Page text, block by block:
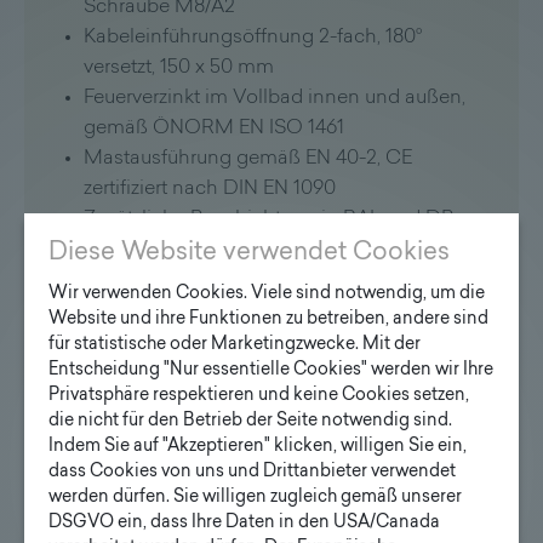
Schraube M8/A2
Kabeleinführungsöffnung 2-fach, 180°
versetzt, 150 x 50 mm
Feuerverzinkt im Vollbad innen und außen,
gemäß ÖNORM EN ISO 1461
Mastausführung gemäß EN 40-2, CE
zertifiziert nach DIN EN 1090
Zusätzliche Beschichtung in RAL und DB-
Farben nach Wahl möglich
Ausführung mit Flanschplatte und
Ankerkorb auf Wunsch möglich
Steigsystem:
Diese Maste können wahlweise mit
Steigsprossen und Fallschutzseil als
Steigsystem ausgestattet werden.
Anwendung:
Diese Website verwendet Cookies
Wir verwenden Cookies. Viele sind notwendig, um die
Website und ihre Funktionen zu betreiben, andere sind
für statistische oder Marketingzwecke. Mit der
Entscheidung "Nur essentielle Cookies" werden wir Ihre
Privatsphäre respektieren und keine Cookies setzen,
die nicht für den Betrieb der Seite notwendig sind.
Indem Sie auf "Akzeptieren" klicken, willigen Sie ein,
dass Cookies von uns und Drittanbieter verwendet
werden dürfen. Sie willigen zugleich gemäß unserer
DSGVO ein, dass Ihre Daten in den USA/Canada